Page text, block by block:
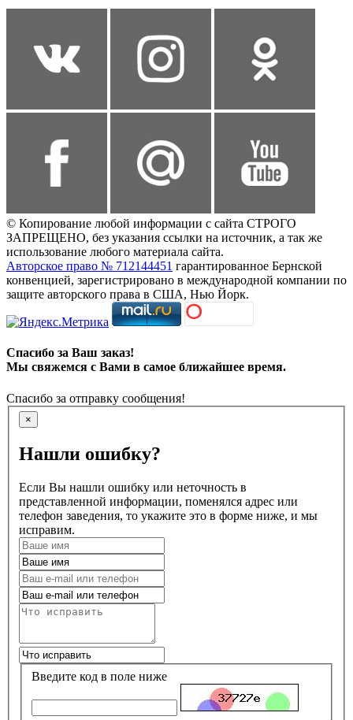
© Копирование любой информации с сайта СТРОГО
ЗАПРЕЩЕНО, без указания ссылки на источник, а так же
использование любого материала сайта.
Авторское право № 712144451 гарантированное Бернской
конвенцией, зарегистрировано в международной компании по
защите авторского права в США, Нью Йорк.
Спасибо за Ваш заказ!
Мы свяжемся с Вами в самое ближайшее время.
Спасибо за отправку сообщения!
×
Нашли ошибку?
Если Вы нашли ошибку или неточность в
представленной информации, поменялся адрес или
телефон заведения, то укажите это в форме ниже, и мы
исправим.
Введите код в поле ниже